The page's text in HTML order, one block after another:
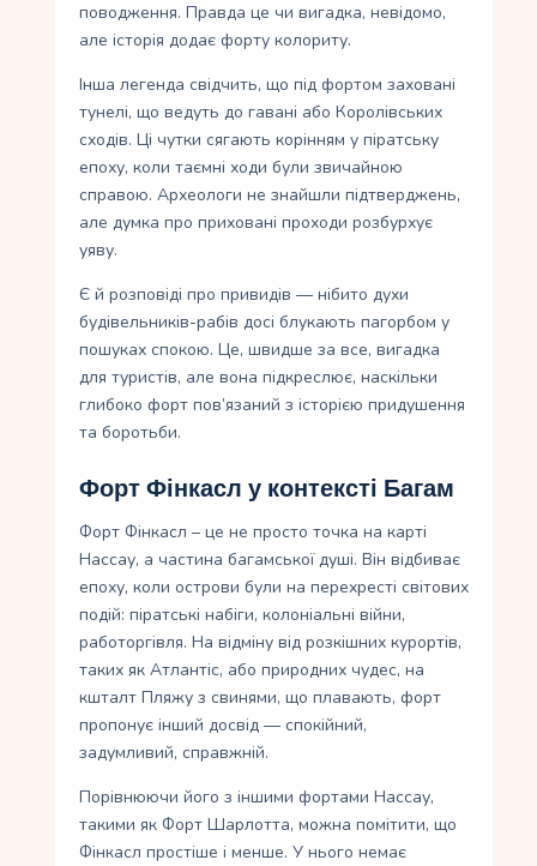
поводження. Правда це чи вигадка, невідомо,
але історія додає форту колориту.
Інша легенда свідчить, що під фортом заховані
тунелі, що ведуть до гавані або Королівських
сходів. Ці чутки сягають корінням у піратську
епоху, коли таємні ходи були звичайною
справою. Археологи не знайшли підтверджень,
але думка про приховані проходи розбурхує
уяву.
Є й розповіді про привидів — нібито духи
будівельників-рабів досі блукають пагорбом у
пошуках спокою. Це, швидше за все, вигадка
для туристів, але вона підкреслює, наскільки
глибоко форт пов’язаний з історією придушення
та боротьби.
Форт Фінкасл у контексті Багам
Форт Фінкасл – це не просто точка на карті
Нассау, а частина багамської душі. Він відбиває
епоху, коли острови були на перехресті світових
подій: піратські набіги, колоніальні війни,
работоргівля. На відміну від розкішних курортів,
таких як Атлантіс, або природних чудес, на
кшталт Пляжу з свинями, що плавають, форт
пропонує інший досвід — спокійний,
задумливий, справжній.
Порівнюючи його з іншими фортами Нассау,
такими як Форт Шарлотта, можна помітити, що
Фінкасл простіше і менше. У нього немає